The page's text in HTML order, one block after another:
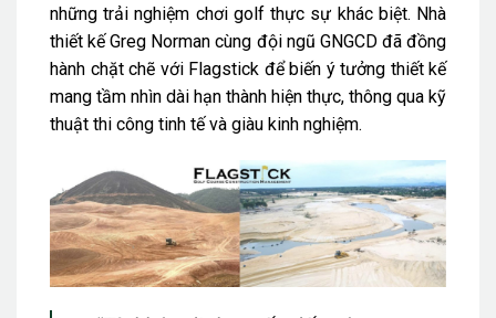
những trải nghiệm chơi golf thực sự khác biệt. Nhà
thiết kế Greg Norman cùng đội ngũ GNGCD đã đồng
hành chặt chẽ với Flagstick để biến ý tưởng thiết kế
mang tầm nhìn dài hạn thành hiện thực, thông qua kỹ
thuật thi công tinh tế và giàu kinh nghiệm.